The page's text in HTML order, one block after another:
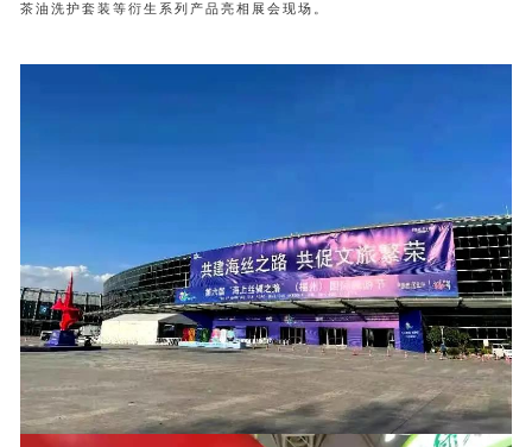
茶油洗护套装等衍生系列产品亮相展会现场。